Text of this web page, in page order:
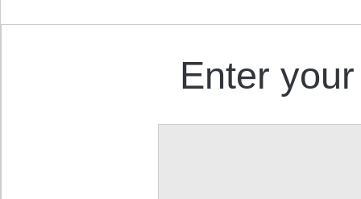
Enter